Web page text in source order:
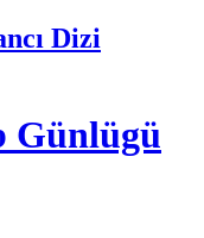
Dizi
Günlügü